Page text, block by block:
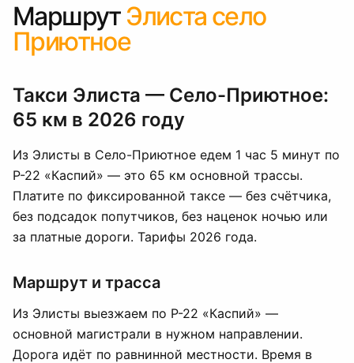
Маршрут Элиста село
Приютное
Такси Элиста — Село-Приютное:
65 км в 2026 году
Из Элисты в Село-Приютное едем 1 час 5 минут по
Р-22 «Каспий» — это 65 км основной трассы.
Платите по фиксированной таксе — без счётчика,
без подсадок попутчиков, без наценок ночью или
за платные дороги. Тарифы 2026 года.
Маршрут и трасса
Из Элисты выезжаем по Р-22 «Каспий» —
основной магистрали в нужном направлении.
Дорога идёт по равнинной местности. Время в